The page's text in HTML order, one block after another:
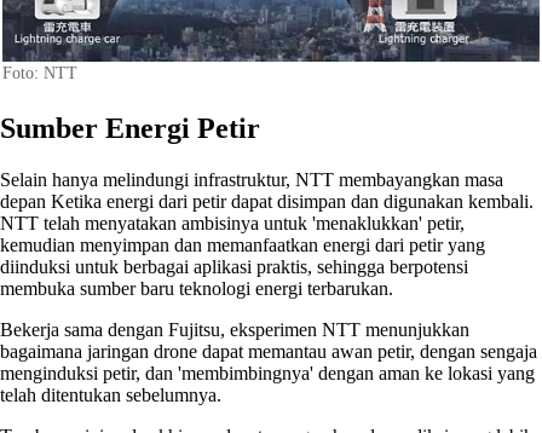
Foto: NTT
Sumber Energi Petir
Selain hanya melindungi infrastruktur, NTT membayangkan masa
depan Ketika energi dari petir dapat disimpan dan digunakan kembali.
NTT telah menyatakan ambisinya untuk 'menaklukkan' petir,
kemudian menyimpan dan memanfaatkan energi dari petir yang
diinduksi untuk berbagai aplikasi praktis, sehingga berpotensi
membuka sumber baru teknologi energi terbarukan.
Bekerja sama dengan Fujitsu, eksperimen NTT menunjukkan
bagaimana jaringan drone dapat memantau awan petir, dengan sengaja
menginduksi petir, dan 'membimbingnya' dengan aman ke lokasi yang
telah ditentukan sebelumnya.